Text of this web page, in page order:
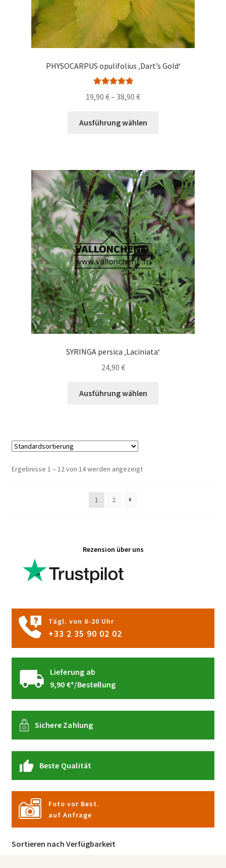
PHYSOCARPUS opulifolius ‚Dart’s Gold‘
von 5
19,90 €– 38,90 €Preisspanne:
bis
Ausführung wählen
auf.
Die
Optionen
können
auf
der
Produktseite
gewählt
werden
SYRINGA persica ‚Laciniata‘
24,90 €
Ausführung wählen
Ergebnisse 1 – 12 von 14 werden angezeigt
1 2
Rezension über uns
Tägl. von 8-20 Uhr
+33 2 35 90 02 02
Lieferung ab
9,90 €*/Bestellung
Sichere Zahlung
Beste Qualität
Foto vor Best.
auf Anfrage
Sortieren nach Verfügbarkeit